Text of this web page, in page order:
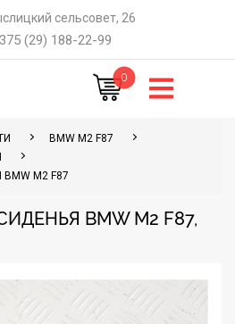
сельсовет, 26
(29) 188-22-99
0
BMW M2 F87
M2 F87
BMW M2 F87,